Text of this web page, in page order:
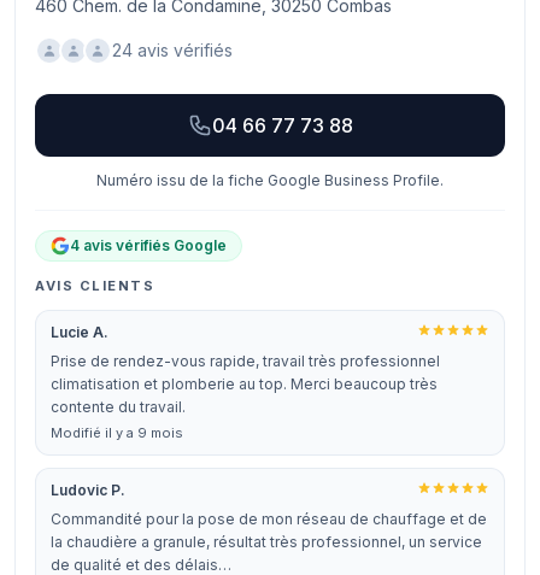
460 Chem. de la Condamine, 30250 Combas
24 avis vérifiés
04 66 77 73 88
Numéro issu de la fiche Google Business Profile.
4 avis vérifiés Google
AVIS CLIENTS
Lucie A.
Prise de rendez-vous rapide, travail très professionnel
climatisation et plomberie au top. Merci beaucoup très
contente du travail.
Modifié il y a 9 mois
Ludovic P.
Commandité pour la pose de mon réseau de chauffage et de
la chaudière a granule, résultat très professionnel, un service
de qualité et des délais…